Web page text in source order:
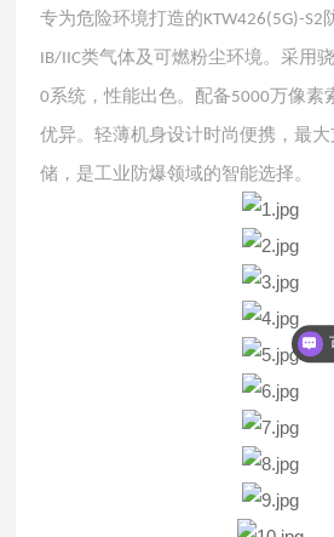
专为危险环境打造的KTW426(5G)-S2
IB/IIC类气体及可燃粉尘环境。采用
0系统，性能出色。配备5000万像素
优异。轻薄机身设计时尚便携，最大
储，是工业防爆领域的智能选择。